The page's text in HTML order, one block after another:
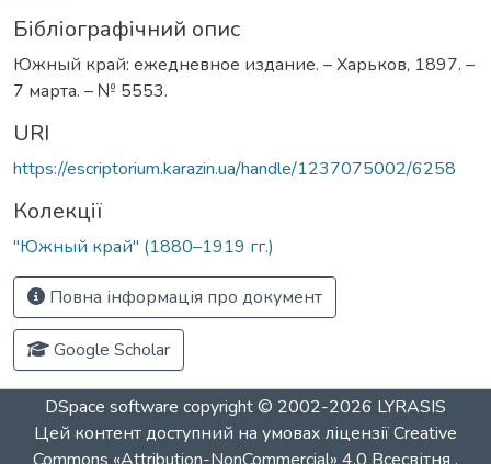
Бібліографічний опис
Южный край: ежедневное издание. – Харьков, 1897. –
7 марта. – № 5553.
URI
https://escriptorium.karazin.ua/handle/1237075002/6258
Колекції
"Южный край" (1880–1919 гг.)
Повна інформація про документ
Google Scholar
DSpace software copyright © 2002-2026 LYRASIS
Цей контент доступний на умовах ліцензіїCreative